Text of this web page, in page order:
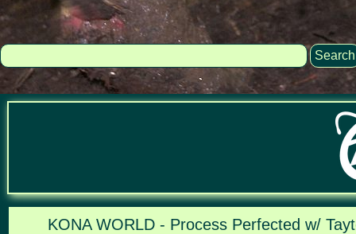
Search
KONA WORLD - Process Perfected w/